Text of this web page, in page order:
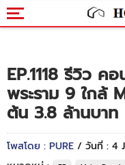
EP.1118 รีวิว
พระราม 9 ใกล้
ต้น 3.8 ล้านบาท
โพสโดย : PURE / วันที่ : 4